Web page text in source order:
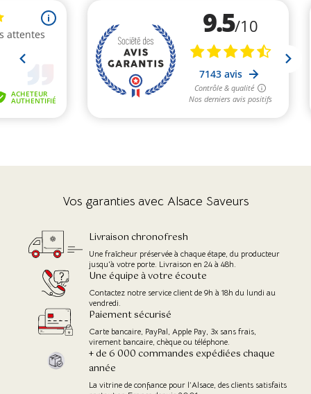
Vos garanties avec Alsace Saveurs
Livraison chronofresh
Une fraîcheur préservée à chaque étape, du producteur
jusqu'à votre porte. Livraison en 24 à 48h.
Une équipe à votre écoute
Contactez notre service client de 9h à 18h du lundi au
vendredi.
Paiement sécurisé
Carte bancaire, PayPal, Apple Pay, 3x sans frais,
virement bancaire, chèque ou téléphone.
+ de 6 000 commandes expédiées chaque
année
La vitrine de confiance pour l’Alsace, des clients satisfaits